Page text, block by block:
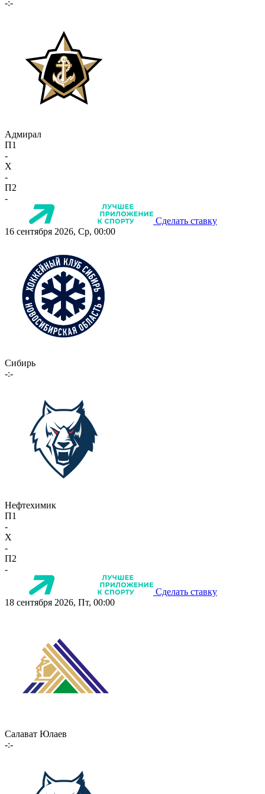
-:-
Адмирал
П1
-
X
-
П2
-
Сделать ставку
16 сентября 2026, Ср, 00:00
Сибирь
-:-
Нефтехимик
П1
-
X
-
П2
-
Сделать ставку
18 сентября 2026, Пт, 00:00
Салават Юлаев
-:-